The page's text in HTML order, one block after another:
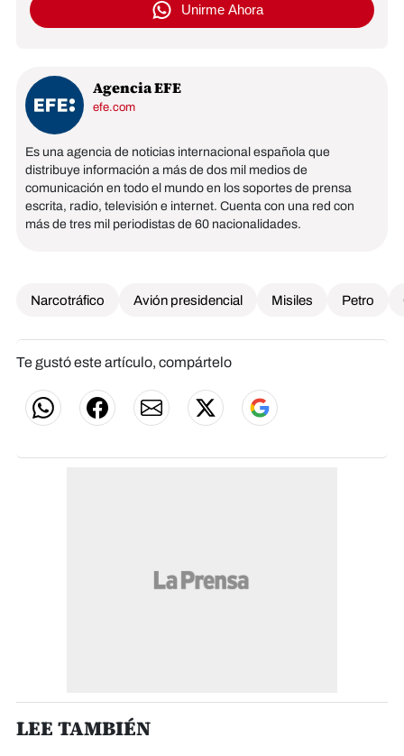
Unirme Ahora
Agencia EFE
efe.com
Es una agencia de noticias internacional española que
distribuye información a más de dos mil medios de
comunicación en todo el mundo en los soportes de prensa
escrita, radio, televisión e internet. Cuenta con una red con
más de tres mil periodistas de 60 nacionalidades.
Narcotráfico Avión presidencial Misiles Petro
Te gustó este artículo, compártelo
LEE TAMBIÉN